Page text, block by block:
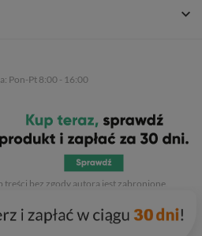
Pon-Pt 8:00 - 16:00
250
. Kopiowanie, przetwarzanie,
bez zgody autora jest zabronione.